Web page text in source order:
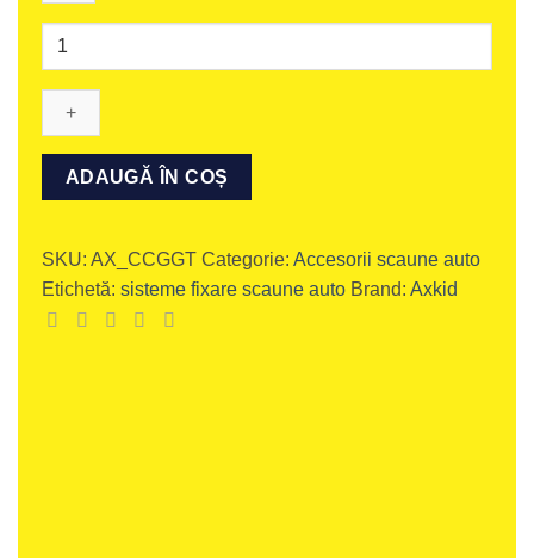
Cantitate
de
ajustare
unghiului
ADAUGĂ ÎN COȘ
SKU: AX_CCGGT Categorie: Accesorii scaune auto
Etichetă: sisteme fixare scaune auto Brand: Axkid